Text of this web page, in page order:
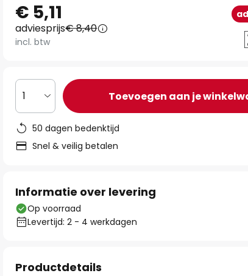
€ 5,11
adviesprijs€ 8,40
incl. btw
1 Toevoegen aan je
50 dagen bedenktijd
Snel & veilig betalen
Informatie over levering
Op voorraad
Levertijd: 2 - 4 werkdagen
Productdetails